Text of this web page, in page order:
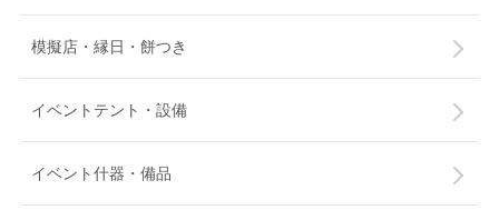
模擬店・縁日・餅つき
イベントテント・設備
イベント什器・備品